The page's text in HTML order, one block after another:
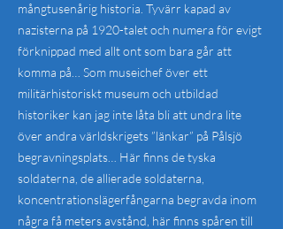
mångtusenårig historia. Tyvärr kapad av
nazisterna på 1920-talet och numera för evigt
förknippad med allt ont som bara går att
komma på… Som museichef över ett
militärhistoriskt museum och utbildad
historiker kan jag inte låta bli att undra lite
över andra världskrigets ”länkar” på Pålsjö
begravningsplats… Här finns de tyska
soldaterna, de allierade soldaterna,
koncentrationslägerfångarna begravda inom
några få meters avstånd, här finns spåren till